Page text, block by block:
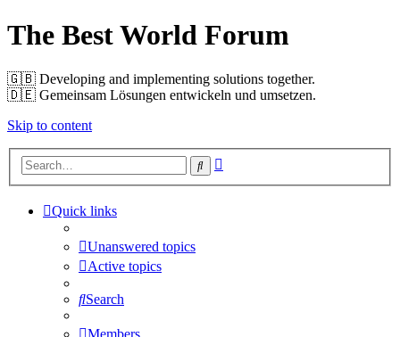
The Best World Forum
🇬🇧️ Developing and implementing solutions together.
🇩🇪️ Gemeinsam Lösungen entwickeln und umsetzen.
Skip to content
Search
Quick links
Unanswered topics
Active topics
Search